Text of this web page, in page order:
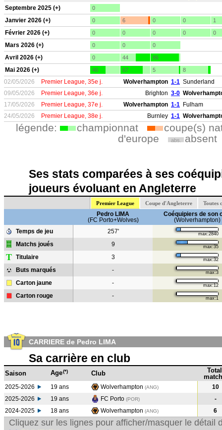
Septembre 2025 (+) 0
Janvier 2026 (+) 0 6 0 0 1
Février 2026 (+) 0 0 0 0 0
Mars 2026 (+) 0 0 0
Avril 2026 (+) 0 44 86
Mai 2026 (+) 46 67 5 8
02/05/2026 Premier League, 35e j. Wolverhampton 1-1 Sunderland
09/05/2026
Premier League, 36e j. Brighton 3-0
17/05/2026
Premier League, 37e j. Wolverhampton 1-1 Fulham
24/05/2026
Premier League, 38e j. Burnley 1-1
légende: championnat
coupe(s)
d'europe
abs. absent
Ses stats comparées à ses
joueurs évoluant en Angleterre
Premier League Coupe d'Angleterre Toutes
Pedro LIMA
(FC Porto+Wolves)
Coéquipiers de son
(Wolverhampton)
Temps de jeu
257' max:2840
Matchs joués 9 max:35
T Titulaire 3 max:32
Buts marqués - max:3
Carton jaune - max:12
Carton rouge - max:1
CARRIERE de Pedro LIMA
Sa carrière en club
Saison Age(*) Club
Total
2025-2026 19 ans Wolverhampton (ANG)
10
2025-2026
19 ans FC Porto (POR)
-
2024-2025
18 ans Wolverhampton (ANG) 6
Cliquez sur les lignes pour afficher/masquer le détail